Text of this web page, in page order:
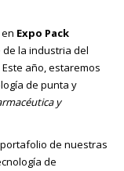
Expo Pack
la industria del
año, estaremos
de punta y
y
de nuestras
de